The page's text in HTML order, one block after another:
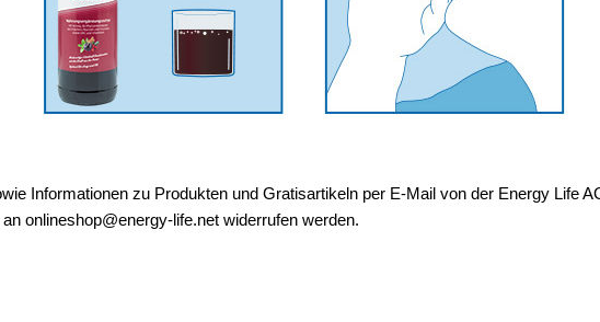
Informationen zu Produkten und Gratisartikeln per E-Mail von der Energy Life
onlineshop@energy-life.net widerrufen werden.